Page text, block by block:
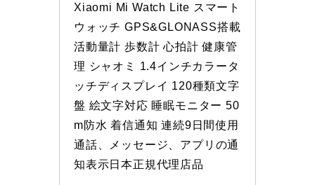
Xiaomi Mi Watch Lite スマート
ウォッチ GPS&GLONASS搭載
活動量計 歩数計 心拍計 健康管
理 シャオミ 1.4インチカラータ
ッチディスプレイ 120種類文字
盤 絵文字対応 睡眠モニター 50
m防水 着信通知 連続9日間使用
通話、メッセージ、アプリの通
知表示日本正規代理店品